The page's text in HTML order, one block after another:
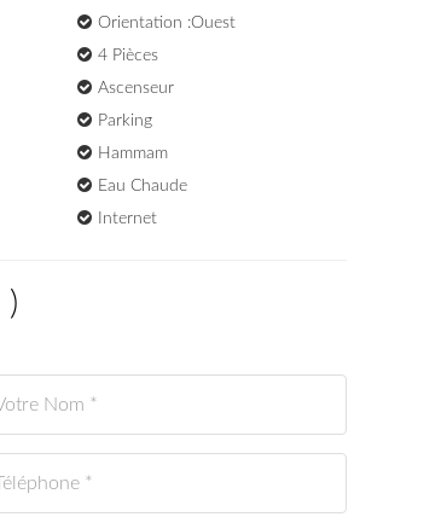
Orientation :Ouest
4 Pièces
Ascenseur
Parking
Hammam
Eau Chaude
Internet
)